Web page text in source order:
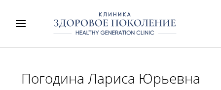
Погодина Лариса Юрьевна